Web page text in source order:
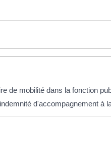
de mobilité dans la fonction
d'accompagnement à